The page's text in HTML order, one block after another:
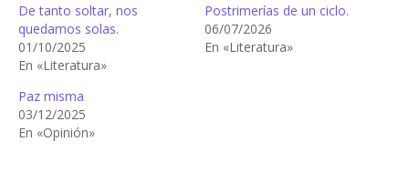
De tanto soltar, nos
quedamos solas.
01/10/2025
En «Literatura»
Postrimerías de un ciclo.
06/07/2026
En «Literatura»
Paz misma
03/12/2025
En «Opinión»